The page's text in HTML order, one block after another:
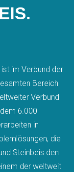
im Verbund der
Bereich
Verbund
6.000
in
die
Steinbeis den
der weltweit